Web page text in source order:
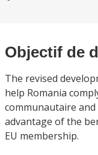
Objectif de
The revised
help Romania
communautaire
advantage of the
EU membership.